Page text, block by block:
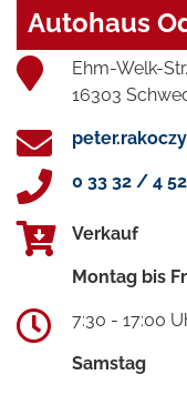
Autohaus
Ehm-Welk-
16303
0 33 32 / 4
Verkauf
Montag bis
7:30 - 17:00
Samstag